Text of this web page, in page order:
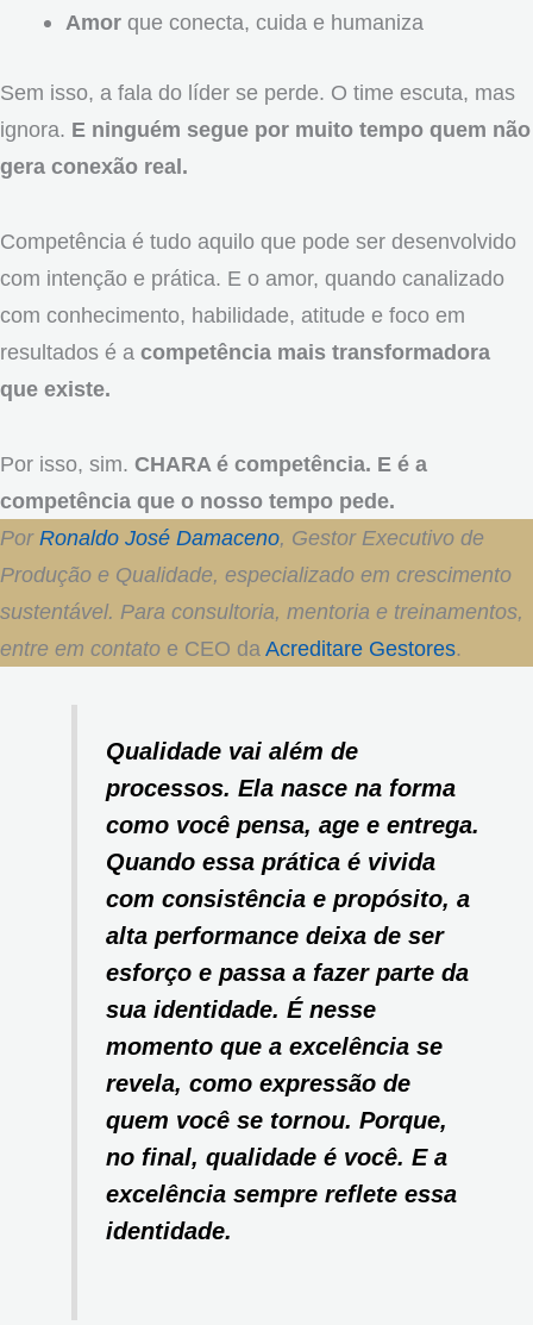
Amorque conecta, cuida e humaniza
Sem isso, a fala do líder se perde. O time escuta, mas
ignora. E ninguém segue por muito tempo quem não
gera conexão real.
Competência é tudo aquilo que pode ser desenvolvido
com intenção e prática. E o amor, quando canalizado
com conhecimento, habilidade, atitude e foco em
resultados é a competência mais transformadora
que existe.
Por isso, sim. CHARA é competência. E é a
competência que o nosso tempo pede.
PorRonaldo José Damaceno, Gestor Executivo de
Produção e Qualidade, especializado em crescimento
sustentável. Para consultoria, mentoria e treinamentos,
entre em contato e CEO da Acreditare Gestores.
Qualidade vai além de
processos. Ela nasce na forma
como você pensa, age e entrega.
Quando essa prática é vivida
com consistência e propósito, a
alta performance deixa de ser
esforço e passa a fazer parte da
sua identidade. É nesse
momento que a excelência se
revela, como expressão de
quem você se tornou. Porque,
no final, qualidade é você. E a
excelência sempre reflete essa
identidade.